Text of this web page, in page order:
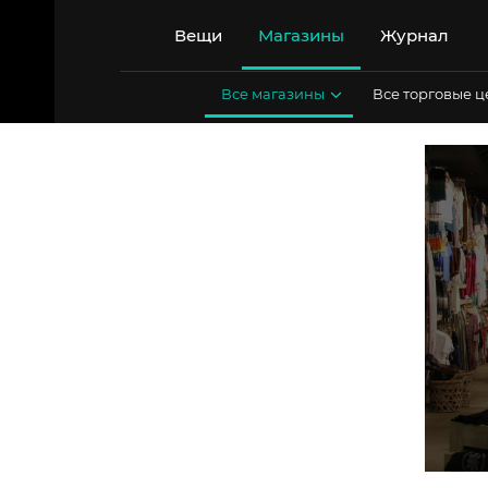
Вещи Магазины Журнал
Все магазины Все торговые